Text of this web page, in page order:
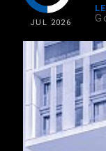
JUL 2026